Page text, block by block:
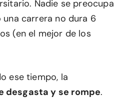
Nadie se preocupa
carrera no dura 6
(en el mejor de los
ese tiempo, la
desgasta y se rompe.